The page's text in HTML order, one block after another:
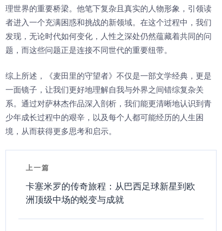
理世界的重要桥梁。他笔下复杂且真实的人物形象，引领读
者进入一个充满困惑和挑战的新领域。在这个过程中，我们
发现，无论时代如何变化，人性之深处仍然蕴藏着共同的问
题，而这些问题正是连接不同世代的重要纽带。
综上所述，《麦田里的守望者》不仅是一部文学经典，更是
一面镜子，让我们更好地理解自我与外界之间错综复杂关
系。通过对萨林杰作品深入剖析，我们能更清晰地认识到青
少年成长过程中的艰辛，以及每个人都可能经历的人生困
境，从而获得更多思考和启示。
上一篇
卡塞米罗的传奇旅程：从巴西足球新星到欧
洲顶级中场的蜕变与成就